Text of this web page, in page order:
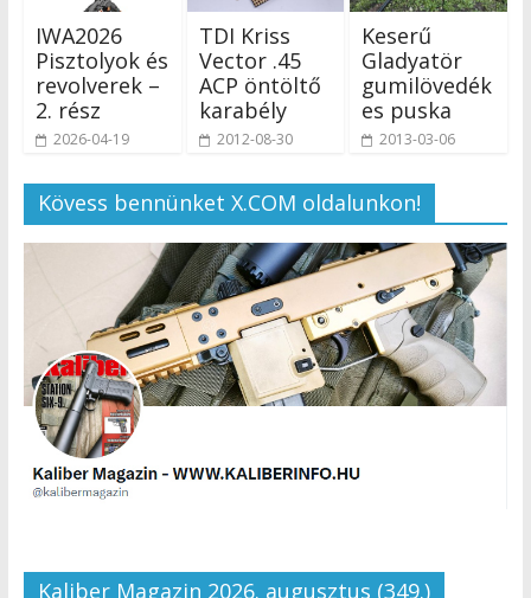
IWA2026
Pisztolyok és
revolverek –
2. rész
2026-04-19
TDI Kriss
Vector .45
ACP öntöltő
karabély
2012-08-30
Keserű
Gladyatör
gumilövedék
es puska
2013-03-06
Kövess bennünket X.COM oldalunkon!
Kaliber Magazin 2026. augusztus (349.)